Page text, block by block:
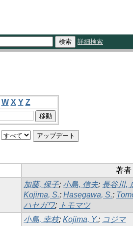
詳細検索
W X Y Z
著者
加藤, 保子; 小島, 信夫; 長谷川,
Kojima, S.; Hasegawa, S.;
ハセガワ; トモマツ
小島, 幸枝; Kojima, Y.; コジマ